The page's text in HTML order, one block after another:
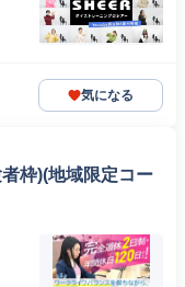
気になる
枠)(地域限定コー